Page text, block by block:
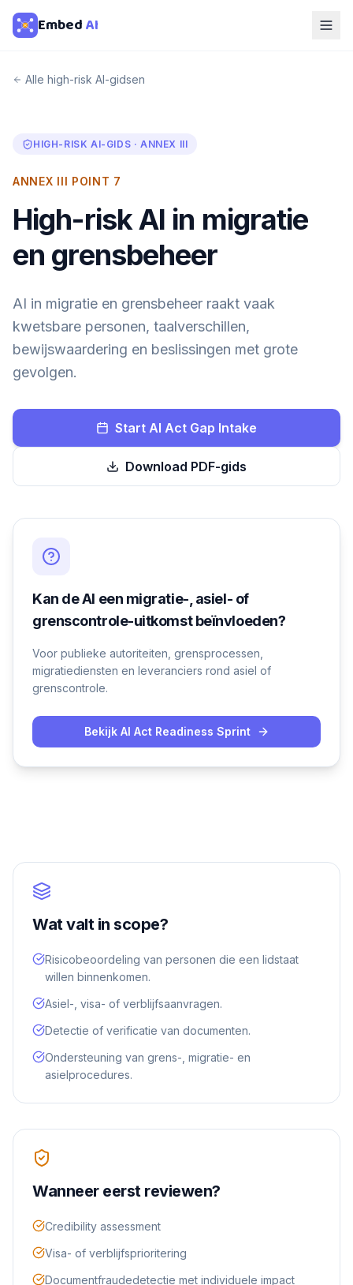
EmbedAI
Alle high-risk AI-gidsen
HIGH-RISK AI-GIDS · ANNEX III
ANNEX III POINT 7
High-risk AI in migratie
en grensbeheer
AI in migratie en grensbeheer raakt vaak
kwetsbare personen, taalverschillen,
bewijswaardering en beslissingen met grote
gevolgen.
Start AI Act Gap Intake
Download PDF-gids
Kan de AI een migratie-, asiel- of
grenscontrole-uitkomst beïnvloeden?
Voor publieke autoriteiten, grensprocessen,
migratiediensten en leveranciers rond asiel of
grenscontrole.
Bekijk AI Act Readiness Sprint
Wat valt in scope?
Risicobeoordeling van personen die een lidstaat
willen binnenkomen.
Asiel-, visa- of verblijfsaanvragen.
Detectie of verificatie van documenten.
Ondersteuning van grens-, migratie- en
asielprocedures.
Wanneer eerst reviewen?
Credibility assessment
Visa- of verblijfsprioritering
Documentfraudedetectie met individuele impact